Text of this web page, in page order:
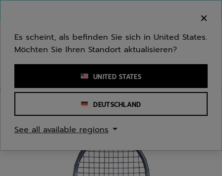
Stichwort oder Artikelnummer eingeben
Es scheint, als befinden Sie sich in United States.
Möchten Sie Ihren Standort aktualisieren?
UNITED STATES
DEUTSCHLAND
See all available regions